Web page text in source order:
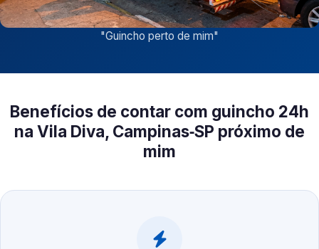
"Guincho perto de mim"
Benefícios de contar com guincho 24h
na Vila Diva, Campinas‑SP próximo de
mim